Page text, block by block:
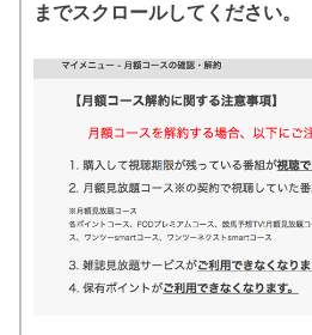
までスクロールしてください。